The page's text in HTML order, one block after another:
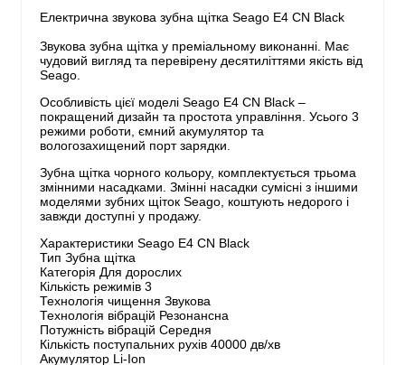
Електрична звукова зубна щітка Seago E4 CN Black
Звукова зубна щітка у преміальному виконанні. Має
чудовий вигляд та перевірену десятиліттями якість від
Seago.
Особливість цієї моделі Seago E4 CN Black –
покращений дизайн та простота управління. Усього 3
режими роботи, ємний акумулятор та
вологозахищений порт зарядки.
Зубна щітка чорного кольору, комплектується трьома
змінними насадками. Змінні насадки сумісні з іншими
моделями зубних щіток Seago, коштують недорого і
завжди доступні у продажу.
Характеристики Seago E4 CN Black
Тип Зубна щітка
Категорія Для дорослих
Кількість режимів 3
Технологія чищення Звукова
Технологія вібрацій Резонансна
Потужність вібрацій Середня
Кількість поступальних рухів 40000 дв/хв
Акумулятор Li-Ion